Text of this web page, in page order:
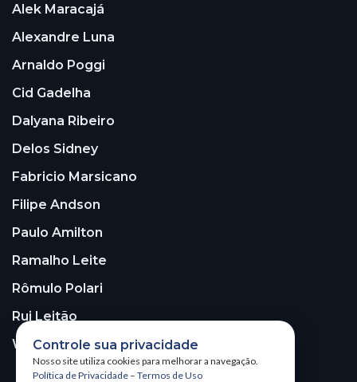
Alek Maracajá
Alexandre Luna
Arnaldo Poggi
Cid Gadelha
Dalyana Ribeiro
Delos Sidney
Fabricio Marsicano
Filipe Andson
Paulo Amilton
Ramalho Leite
Rômulo Polari
Rui Leitão
Walter Santos
Controle sua privacidade
Nosso site utiliza cookies para melhorar a navegação.
Política de Privacidade – Termos de Uso